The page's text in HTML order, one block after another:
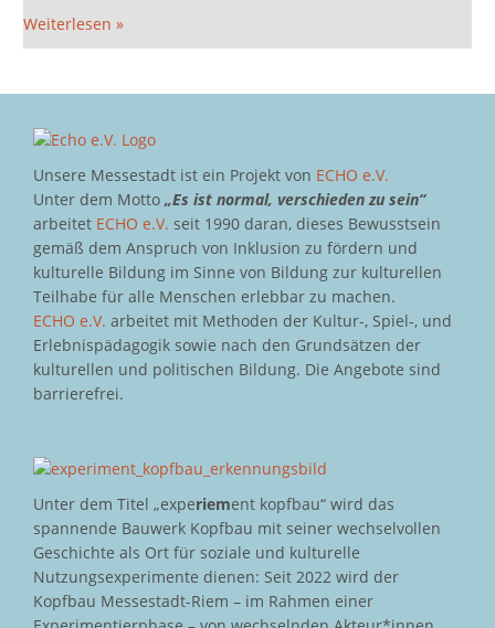
Weiterlesen »
Unsere Messestadt ist ein Projekt von ECHO e.V.
Unter dem Motto „Es ist normal, verschieden zu sein“
arbeitet ECHO e.V. seit 1990 daran, dieses Bewusstsein
gemäß dem Anspruch von Inklusion zu fördern und
kulturelle Bildung im Sinne von Bildung zur kulturellen
Teilhabe für alle Menschen erlebbar zu machen.
ECHO e.V. arbeitet mit Methoden der Kultur-, Spiel-, und
Erlebnispädagogik sowie nach den Grundsätzen der
kulturellen und politischen Bildung. Die Angebote sind
barrierefrei.
Unter dem Titel „experiement kopfbau“ wird das
spannende Bauwerk Kopfbau mit seiner wechselvollen
Geschichte als Ort für soziale und kulturelle
Nutzungsexperimente dienen: Seit 2022 wird der
Kopfbau Messestadt-Riem – im Rahmen einer